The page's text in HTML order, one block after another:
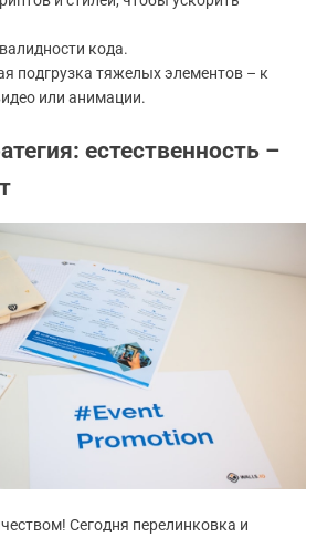
кода.
подгрузка тяжелых элементов – к
или анимации.
естественность –
Сегодня перелинковка и